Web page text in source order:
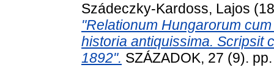
Szádeczky-Kardoss, Lajos
"Relationum Hungarorum
historia antiquissima. Scripsit
1892". SZÁZADOK, 27 (9).